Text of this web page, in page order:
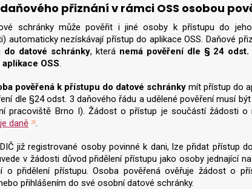
přiznání v rámci OSS osobou
schránky může pověřit i jiné osoby k přístupu do
automaticky nezískávají přístup do aplikace OSS. Daňové
do datové schránky, která nemá pověření dle § 24
OSS.
pověřená k přístupu do datové schránky mít přístup do
dle §24 odst. 3 daňového řádu a udělené pověření musí
pracoviště Brno I). Žádost o přístup je součástí žádosti
daně
.
již registrované osoby povinné k dani, lze přidat přístup
v žádosti důvod přidělení přístupu jako osoby jednající
o přidělení přístupu. Osoba pověřená ověřuje žádost o
přihlášením do své osobní datové schránky.